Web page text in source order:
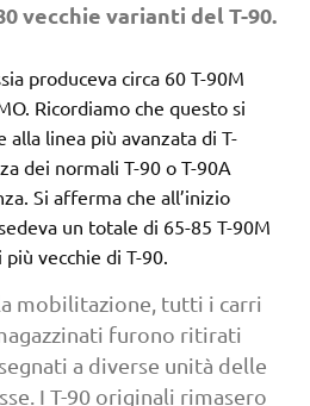
vecchie varianti del T-90.
produceva circa 60 T-90M
Ricordiamo che questo si
linea più avanzata di T-
dei normali T-90 o T-90A
Si afferma che all’inizio
un totale di 65-85 T-90M
vecchie di T-90.
mobilitazione, tutti i carri
furono ritirati
a diverse unità delle
I T-90 originali rimasero